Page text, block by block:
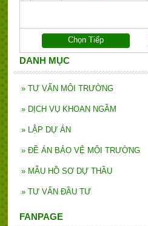
Chọn Tiếp
DANH MỤC
» TƯ VẤN MÔI TRƯỜNG
» DỊCH VỤ KHOAN NGẦM
» LẬP DỰ ÁN
» ĐỀ ÁN BẢO VỆ MÔI TRƯỜNG
» MẪU HỒ SƠ DỰ THẦU
» TƯ VẤN ĐẦU TƯ
FANPAGE